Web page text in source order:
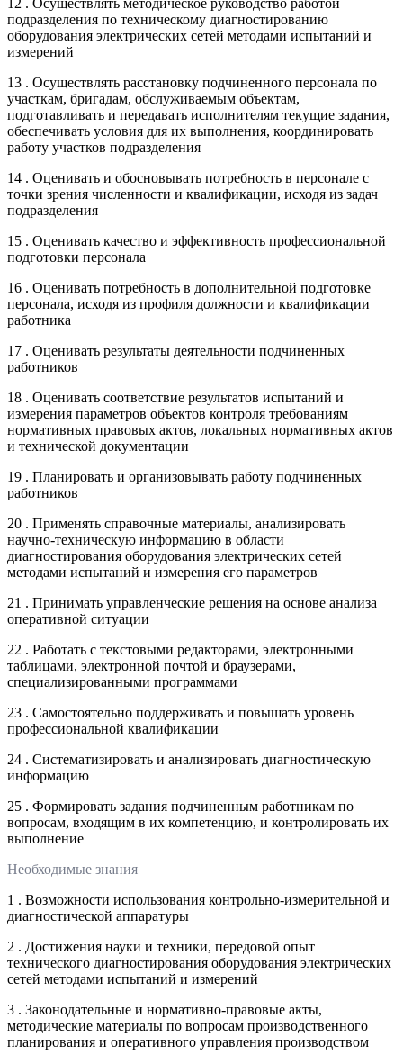
12 . Осуществлять методическое руководство работой
подразделения по техническому диагностированию
оборудования электрических сетей методами испытаний и
измерений
13 . Осуществлять расстановку подчиненного персонала по
участкам, бригадам, обслуживаемым объектам,
подготавливать и передавать исполнителям текущие задания,
обеспечивать условия для их выполнения, координировать
работу участков подразделения
14 . Оценивать и обосновывать потребность в персонале с
точки зрения численности и квалификации, исходя из задач
подразделения
15 . Оценивать качество и эффективность профессиональной
подготовки персонала
16 . Оценивать потребность в дополнительной подготовке
персонала, исходя из профиля должности и квалификации
работника
17 . Оценивать результаты деятельности подчиненных
работников
18 . Оценивать соответствие результатов испытаний и
измерения параметров объектов контроля требованиям
нормативных правовых актов, локальных нормативных актов
и технической документации
19 . Планировать и организовывать работу подчиненных
работников
20 . Применять справочные материалы, анализировать
научно-техническую информацию в области
диагностирования оборудования электрических сетей
методами испытаний и измерения его параметров
21 . Принимать управленческие решения на основе анализа
оперативной ситуации
22 . Работать с текстовыми редакторами, электронными
таблицами, электронной почтой и браузерами,
специализированными программами
23 . Самостоятельно поддерживать и повышать уровень
профессиональной квалификации
24 . Систематизировать и анализировать диагностическую
информацию
25 . Формировать задания подчиненным работникам по
вопросам, входящим в их компетенцию, и контролировать их
выполнение
Необходимые знания
1 . Возможности использования контрольно-измерительной и
диагностической аппаратуры
2 . Достижения науки и техники, передовой опыт
технического диагностирования оборудования электрических
сетей методами испытаний и измерений
3 . Законодательные и нормативно-правовые акты,
методические материалы по вопросам производственного
планирования и оперативного управления производством